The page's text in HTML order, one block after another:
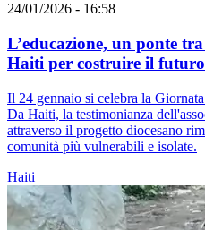
24/01/2026 - 16:58
L’educazione, un ponte
Haiti per costruire il futuro
Il 24 gennaio si celebra la
Da Haiti, la testimonianza
attraverso il progetto diocesano
comunità più vulnerabili e isolate.
Haiti